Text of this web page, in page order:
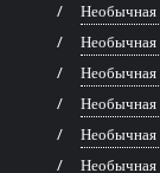
Необычная
Необычная
Необычная
Необычная
Необычная
Необычная